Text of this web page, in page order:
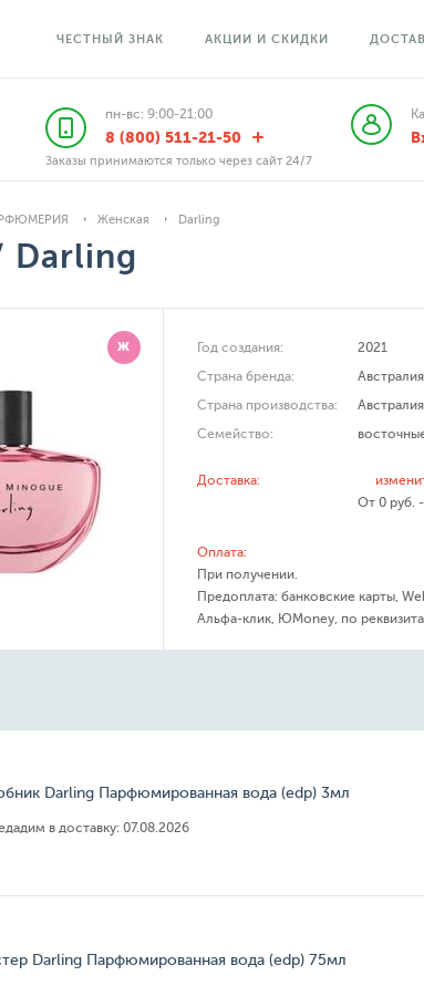
ЧЕСТНЫЙ ЗНАК АКЦИИ И СКИДКИ
пн-вс: 9:00-21:00
8 (800) 511-21-50
Заказы принимаются только через сайт 24/7
Женская Darling
Darling
Ж Год создания:
2021
Страна бренда:
Австралия
Страна производства:
Австралия
Семейство:
Доставка:
От 0 руб.
Оплата:
При получении.
Предоплата: банковские карты,
Альфа-клик, ЮMoney, по
Darling Парфюмированная вода (edp) 3мл
в доставку: 07.08.2026
Darling Парфюмированная вода (edp) 75мл